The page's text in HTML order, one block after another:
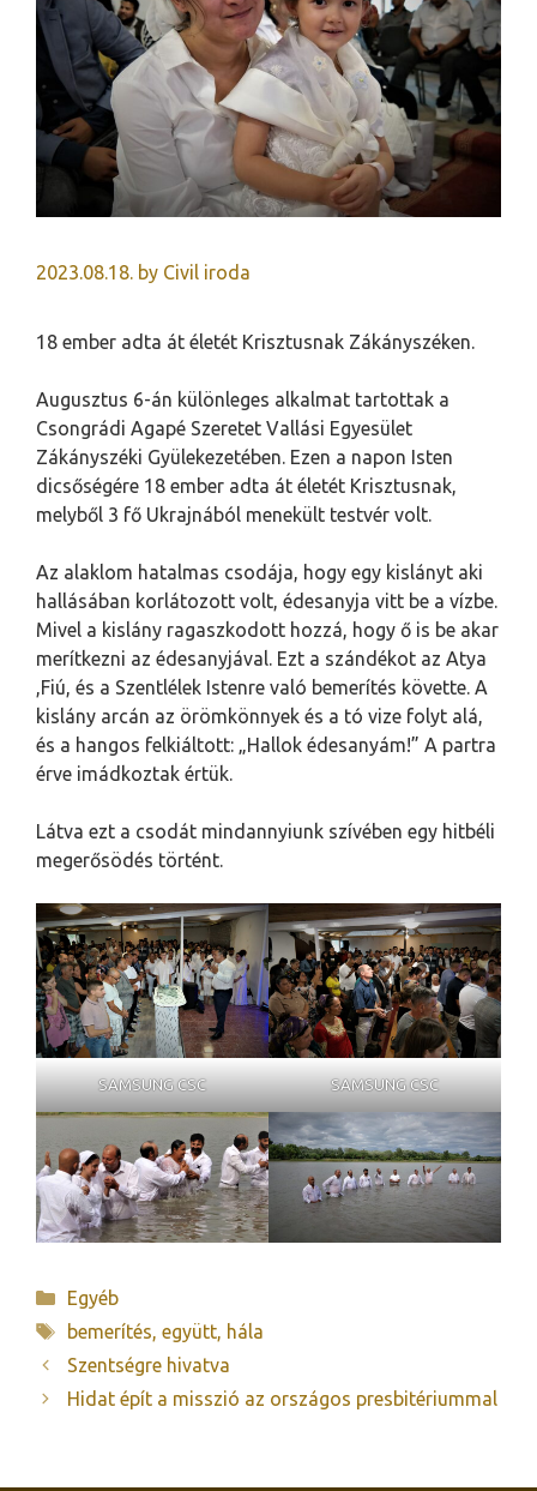
2023.08.18. by Civil iroda
18 ember adta át életét Krisztusnak Zákányszéken.
Augusztus 6-án különleges alkalmat tartottak a
Csongrádi Agapé Szeretet Vallási Egyesület
Zákányszéki Gyülekezetében. Ezen a napon Isten
dicsőségére 18 ember adta át életét Krisztusnak,
melyből 3 fő Ukrajnából menekült testvér volt.
Az alaklom hatalmas csodája, hogy egy kislányt aki
hallásában korlátozott volt, édesanyja vitt be a vízbe.
Mivel a kislány ragaszkodott hozzá, hogy ő is be akar
merítkezni az édesanyjával. Ezt a szándékot az Atya
,Fiú, és a Szentlélek Istenre való bemerítés követte. A
kislány arcán az örömkönnyek és a tó vize folyt alá,
és a hangos felkiáltott: „Hallok édesanyám!” A partra
érve imádkoztak értük.
Látva ezt a csodát mindannyiunk szívében egy hitbéli
megerősödés történt.
SAMSUNG CSC SAMSUNG CSC
Kategória
Egyéb
Címkék
bemerítés, együtt, hála
Szentségre hivatva
Hidat épít a misszió az országos presbitériummal